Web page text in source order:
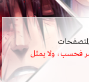
فحسب، ولا يمثل